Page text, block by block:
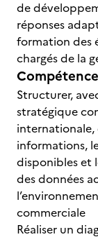
de
réponses
formation des
chargés de la
Structurer,
stratégique
internationale,
informations,
disponibles et
des données
commerciale
Réaliser un